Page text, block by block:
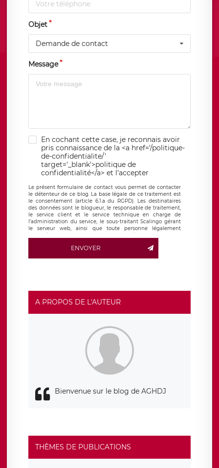
Objet
Demande de contact
Message
En cochant cette case, je reconnais avoir
pris connaissance de la <a href='/politique-
de-confidentialite/'
target='_blank'>politique de
confidentialité</a> et l'accepter
Le présent formulaire de contact vous permet de contacter
le détenteur de ce blog. La base légale de ce traitement est
le consentement (article 6.1.a du RGPD). Les destinataires
des données sont le blogueur, le responsable de traitement,
le service client et le service technique en charge de
l’administration du service, le sous-traitant Scalingo gérant
le serveur web, ainsi que toute personne légalement
autorisée. Le formulaire de contact à destination du
basé en France et offrant des
clauses de protection
limitation du traitement relatif à vos données à caractère
données. Vous pouvez exercer ces droits auprès du délégué
de traitement est la société LÉGAVOX, sis 9 rue Léopold
Sédar Senghor, joignable à l’adresse mail :
responsabledetraitement@legavox.fr. Vous avez également
le droit d’introduire une réclamation auprès d’une autorité
ENVOYER
A PROPOS DE L'AUTEUR
Bienvenue sur le blog de AGHDJ
THÈMES DE PUBLICATIONS